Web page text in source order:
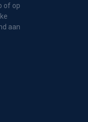
of op
aan